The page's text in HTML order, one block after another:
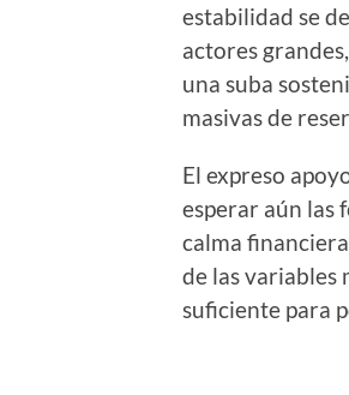
estabilidad se
actores
una suba
masivas de
El expreso
esperar aún las
calma
de las variables
suficiente para